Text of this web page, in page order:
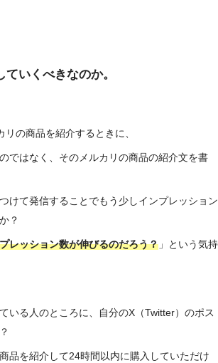
いくべきなのか。
の商品を紹介するときに、
ではなく、そのメルカリの商品の紹介文を書
けて発信することでもう少しインプレッション
？
レッション数が伸びるのだろう？ 」という気持
いる人のところに、自分のX（Twitter）のポス
品を紹介して24時間以内に購入していただけ